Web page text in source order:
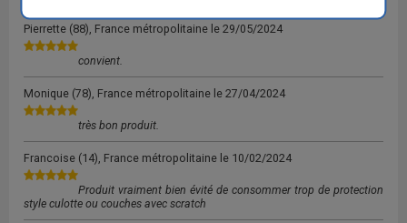
Pierrette (88), France métropolitaine le 29/05/2024
convient.
Monique (78), France métropolitaine le 27/04/2024
très bon produit.
Francoise (14), France métropolitaine le 10/02/2024
Produit vraiment bien évité de consommer trop de protection
style culotte ou couches avec scratch